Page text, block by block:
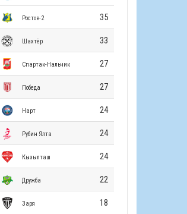
Ростов-2 35
Шахтёр 33
Спартак-Нальчик 27
Победа 27
Нарт 24
Рубин Ялта 24
Кызылташ 24
Дружба 22
Заря 18